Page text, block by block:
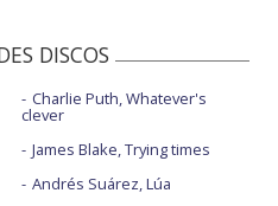
DISCOS
Charlie Puth, Whatever's
clever
James Blake, Trying times
Andrés Suárez, Lúa